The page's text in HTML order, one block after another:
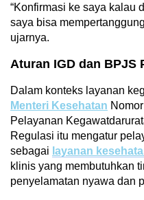
“Konfirmasi ke saya kalau
saya bisa
ujarnya.
Aturan IGD dan BPJS
Dalam konteks layanan
Menteri Kesehatan
Pelayanan
Regulasi itu mengatur
sebagai layanan
klinis yang membutuhkan
penyelamatan nyawa dan